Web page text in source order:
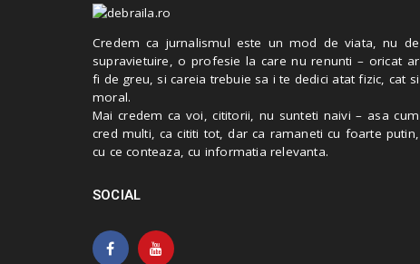
Credem ca jurnalismul este un mod de viata, nu de
supravietuire, o profesie la care nu renunti – oricat ar
fi de greu, si careia trebuie sa i te dedici atat fizic, cat si
moral.
Mai credem ca voi, cititorii, nu sunteti naivi – asa cum
cred multi, ca cititi tot, dar ca ramaneti cu foarte putin,
cu ce conteaza, cu informatia relevanta.
SOCIAL